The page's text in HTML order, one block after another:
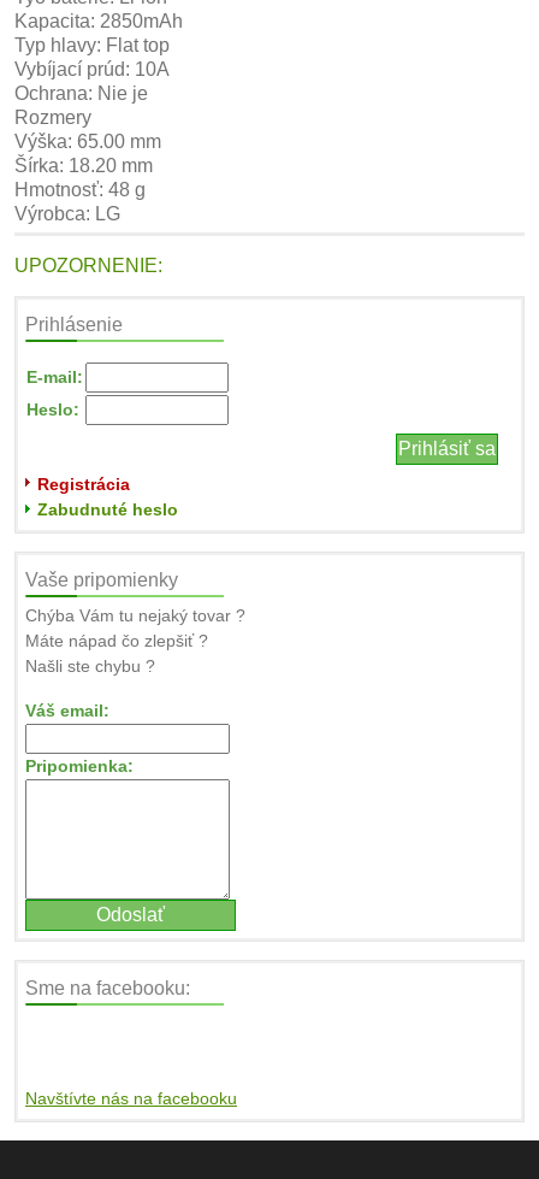
Kapacita: 2850mAh
Typ hlavy: Flat top
Vybíjací prúd: 10A
Ochrana: Nie je
Rozmery
Výška: 65.00 mm
Šírka: 18.20 mm
Hmotnosť: 48 g
Výrobca: LG
UPOZORNENIE:
Prihlásenie
E-mail:
Heslo:
Registrácia
Zabudnuté heslo
Vaše pripomienky
Chýba Vám tu nejaký tovar ?
Máte nápad čo zlepšiť ?
Našli ste chybu ?
Váš email:
Pripomienka:
Sme na facebooku:
Navštívte nás na facebooku